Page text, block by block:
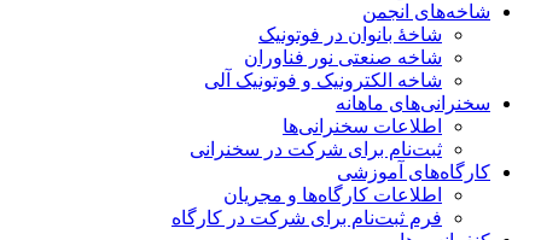
شاخه‌های انجمن
شاخۀ بانوان در فوتونیک
شاخه صنعتی نور فناوران
شاخه‌ الکترونیک و فوتونیک آلی
سخنرانی‌های ماهانه
اطلاعات سخنرانی‌‌ها
ثبت‌نام برای شرکت در سخنرانی
کارگاه‌های آموزشی
اطلاعات کارگاه‌ها و مجریان
فرم ثبت‌نام برای شرکت در کارگاه